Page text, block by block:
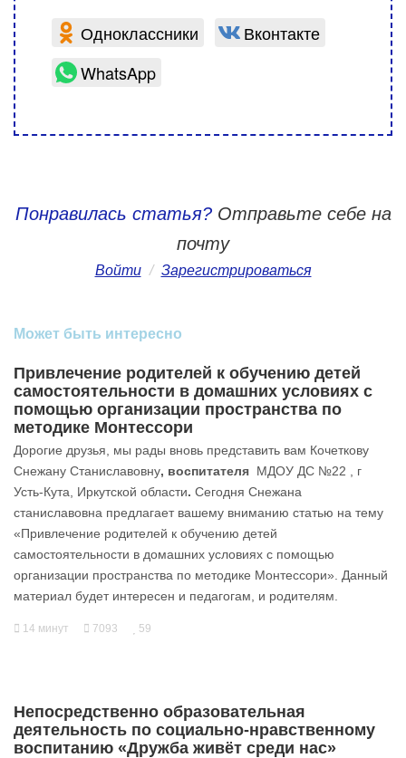
Одноклассники
Вконтакте
WhatsApp
Понравилась статья?Отправьте себе на
почту
Войти / Зарегистрироваться
Может быть интересно
Привлечение родителей к обучению детей
самостоятельности в домашних условиях с
помощью организации пространства по
методике Монтессори
Дорогие друзья, мы рады вновь представить вам Кочеткову
Снежану Станиславовну, воспитателя МДОУ ДС №22 , г
Усть-Кута, Иркутской области. Сегодня Снежана
станиславовна предлагает вашему вниманию статью на тему
«Привлечение родителей к обучению детей
самостоятельности в домашних условиях с помощью
организации пространства по методике Монтессори». Данный
материал будет интересен и педагогам, и родителям.
14 минут 7093 59
Непосредственно образовательная
деятельность по социально-нравственному
воспитанию «Дружба живёт среди нас»